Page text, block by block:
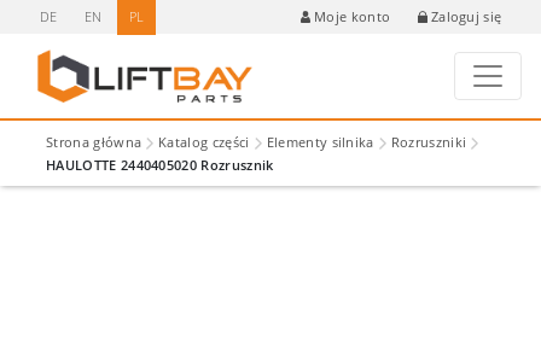
DE EN PL Moje konto Zaloguj się
Strona główna Katalog części Elementy silnika
Rozruszniki
HAULOTTE 2440405020 Rozrusznik